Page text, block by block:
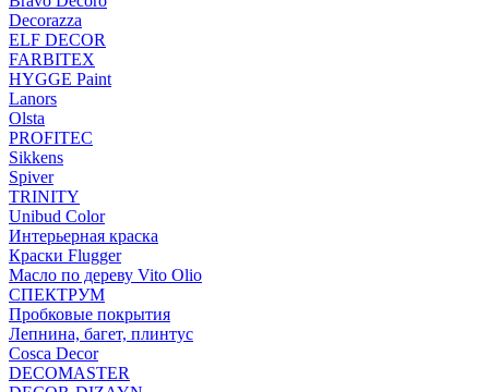
Decorazza
ELF DECOR
FARBITEX
HYGGE Paint
Lanors
Olsta
PROFITEC
Sikkens
Spiver
TRINITY
Unibud Color
Интерьерная краска
Краски Flugger
Масло по дереву Vito Olio
СПЕКТРУМ
Пробковые покрытия
Лепнина, багет, плинтус
Cosca Decor
DECOMASTER